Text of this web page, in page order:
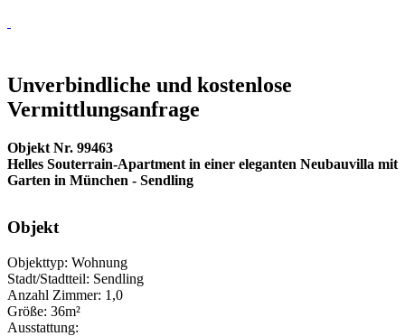
Unverbindliche und kostenlose
Vermittlungsanfrage
Objekt Nr. 99463
Helles Souterrain-Apartment in einer eleganten Neubauvilla mit
Garten in München - Sendling
Objekt
Objekttyp: Wohnung
Stadt/Stadtteil: Sendling
Anzahl Zimmer: 1,0
Größe: 36m²
Ausstattung: